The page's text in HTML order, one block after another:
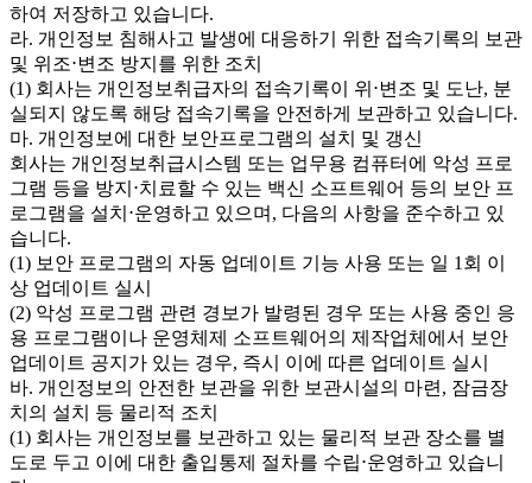
하여 저장하고 있습니다.
라. 개인정보 침해사고 발생에 대응하기 위한 접속기록의 보관
및 위조⋅변조 방지를 위한 조치
(1) 회사는 개인정보취급자의 접속기록이 위⋅변조 및 도난, 분
실되지 않도록 해당 접속기록을 안전하게 보관하고 있습니다.
마. 개인정보에 대한 보안프로그램의 설치 및 갱신
회사는 개인정보취급시스템 또는 업무용 컴퓨터에 악성 프로
그램 등을 방지⋅치료할 수 있는 백신 소프트웨어 등의 보안 프
로그램을 설치⋅운영하고 있으며, 다음의 사항을 준수하고 있
습니다.
(1) 보안 프로그램의 자동 업데이트 기능 사용 또는 일 1회 이
상 업데이트 실시
(2) 악성 프로그램 관련 경보가 발령된 경우 또는 사용 중인 응
용 프로그램이나 운영체제 소프트웨어의 제작업체에서 보안
업데이트 공지가 있는 경우, 즉시 이에 따른 업데이트 실시
바. 개인정보의 안전한 보관을 위한 보관시설의 마련, 잠금장
치의 설치 등 물리적 조치
(1) 회사는 개인정보를 보관하고 있는 물리적 보관 장소를 별
도로 두고 이에 대한 출입통제 절차를 수립⋅운영하고 있습니